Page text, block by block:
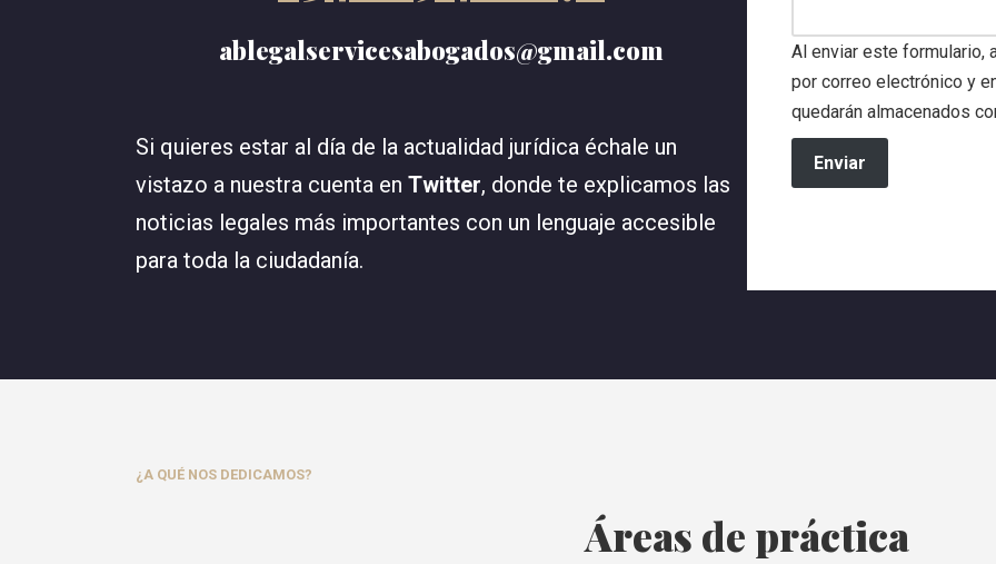
ablegalservicesabogados@gmail.com
Si quieres estar al día de la actualidad jurídica échale un
vistazo a nuestra cuenta en Twitter, donde te explicamos las
noticias legales más importantes con un lenguaje accesible
para toda la ciudadanía.
Al enviar este formulario,
por correo electrónico y
quedarán almacenados
Enviar
¿A QUÉ NOS DEDICAMOS?
Áreas de práctica